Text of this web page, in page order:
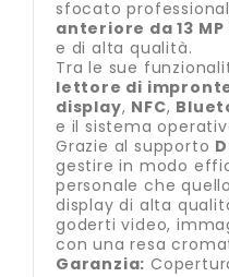
sfocato
anteriore da 13 MP
e di alta qualità.
Tra le sue
lettore di
display, NFC,
e il sistema
Grazie al supporto
gestire in modo
personale che
display di alta
goderti video,
con una resa
Garanzia: